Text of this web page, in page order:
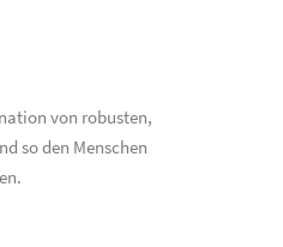
von robusten,
so den Menschen